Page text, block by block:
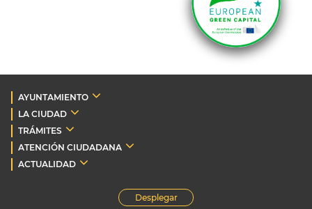
AYUNTAMIENTO
LA CIUDAD
TRÁMITES
ATENCIÓN CIUDADANA
ACTUALIDAD
Desplegar